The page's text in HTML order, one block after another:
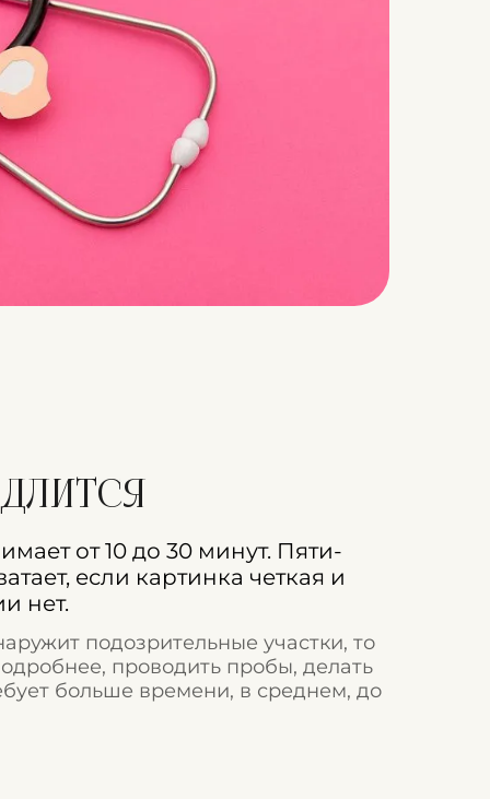
от 10 до 30 минут. Пяти-
если картинка четкая и
нет.
подозрительные участки, то
проводить пробы, делать
больше времени, в среднем, до